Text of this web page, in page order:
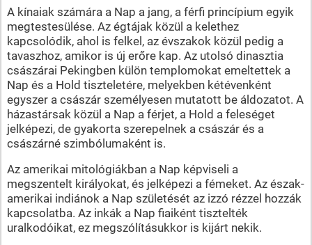
A kínaiak számára a Nap a jang, a férfi princípium egyik
megtestesülése. Az égtájak közül a kelethez
kapcsolódik, ahol is felkel, az évszakok közül pedig a
tavaszhoz, amikor is új erőre kap. Az utolsó dinasztia
császárai Pekingben külön templomokat emeltettek a
Nap és a Hold tiszteletére, melyekben kétévenként
egyszer a császár személyesen mutatott be áldozatot. A
házastársak közül a Nap a férjet, a Hold a feleséget
jelképezi, de gyakorta szerepelnek a császár és a
császárné szimbólumaként is.
Az amerikai mitológiákban a Nap képviseli a
megszentelt királyokat, és jelképezi a fémeket. Az észak-
amerikai indiánok a Nap születését az izzó rézzel hozzák
kapcsolatba. Az inkák a Nap fiaiként tisztelték
uralkodóikat, ez megszólításukkor is kijárt nekik.